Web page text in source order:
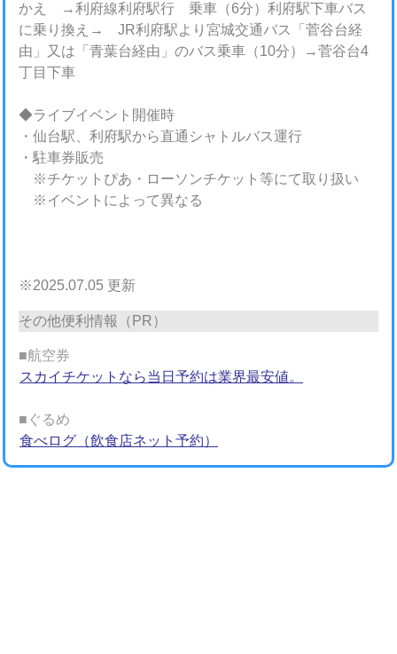
かえ →利府線利府駅行 乗車（6分）利府駅下車バス
に乗り換え→ JR利府駅より宮城交通バス「菅谷台経
由」又は「青葉台経由」のバス乗車（10分）→菅谷台4
丁目下車
◆ライブイベント開催時
・仙台駅、利府駅から直通シャトルバス運行
・駐車券販売
※チケットぴあ・ローソンチケット等にて取り扱い
※イベントによって異なる
※2025.07.05 更新
その他便利情報（PR）
■航空券
スカイチケットなら当日予約は業界最安値。
■ぐるめ
食べログ（飲食店ネット予約）